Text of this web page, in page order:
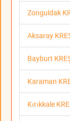
Zonguldak
Aksaray
Bayburt
Karaman
Kırıkkale